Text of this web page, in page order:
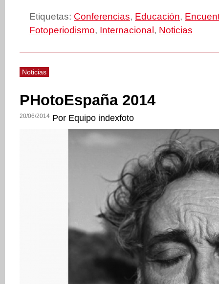
Etiquetas: Conferencias, Educación,
Fotoperiodismo, Internacional , Noticias
Noticias
PHotoEspaña 2014
20/06/2014 Por Equipo indexfoto